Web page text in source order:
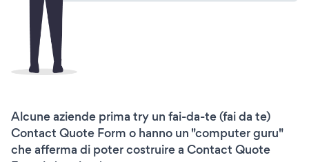
Alcune aziende prima try un fai-da-te (fai da te)
Contact Quote Form o hanno un "computer guru"
che afferma di poter costruire a Contact Quote